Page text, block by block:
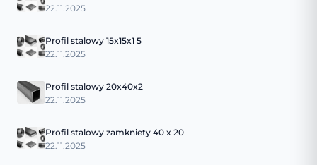
22.11.2025
Profil stalowy 15x15x1 5
22.11.2025
Profil stalowy 20x40x2
22.11.2025
Profil stalowy zamkniety 40 x 20
22.11.2025